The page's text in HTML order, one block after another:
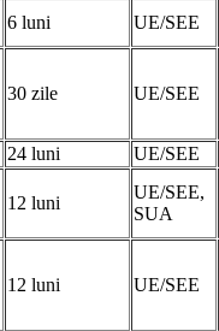
6 luni UE/SEE
30 zile UE/SEE
24 luni UE/SEE
12 luni
UE/SEE,
SUA
12 luni UE/SEE